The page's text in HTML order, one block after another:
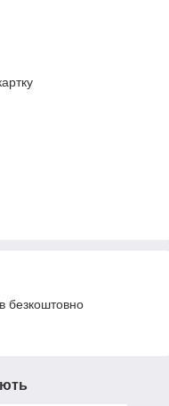
безкоштовно